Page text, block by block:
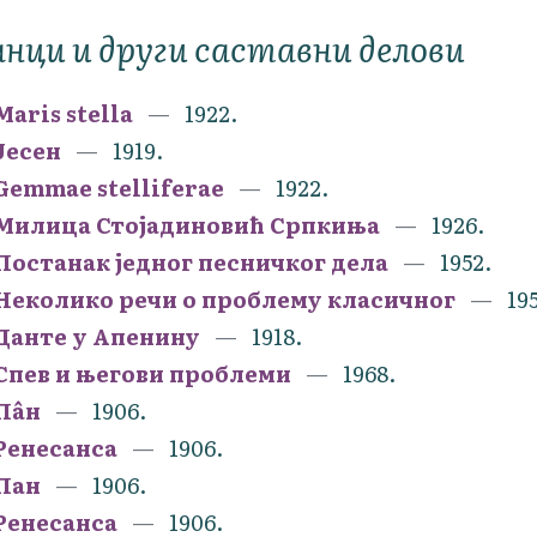
и други саставни делови
stella
1922.
1919.
stelliferae
1922.
Стојадиновић Српкиња
1926.
једног песничког дела
1952.
речи о проблему класичног
у Апенину
1918.
и његови проблеми
1968.
1906.
1906.
1906.
1906.